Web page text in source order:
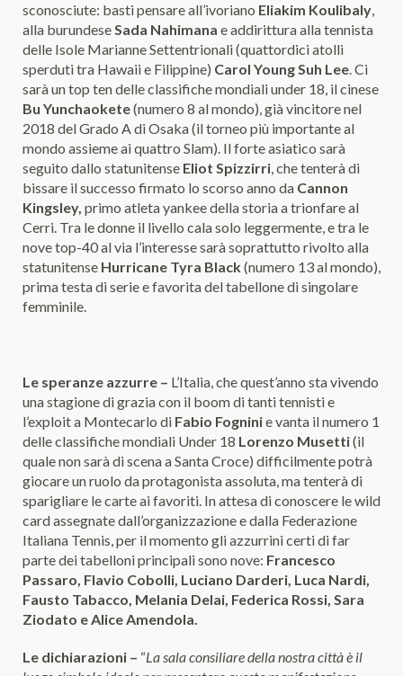
sconosciute: basti pensare all’ivoriano Eliakim Koulibaly,
alla burundeseSada Nahimana e addirittura alla tennista
delle Isole Marianne Settentrionali (quattordici atolli
sperduti tra Hawaii e Filippine) Carol Young Suh Lee. Ci
sarà un top ten delle classifiche mondiali under 18, il cinese
Bu Yunchaokete(numero 8 al mondo), già vincitore nel
2018 del Grado A di Osaka (il torneo più importante al
mondo assieme ai quattro Slam). Il forte asiatico sarà
seguito dallo statunitense Eliot Spizzirri, che tenterà di
bissare il successo firmato lo scorso anno da Cannon
Kingsley, primo atleta yankee della storia a trionfare al
Cerri. Tra le donne il livello cala solo leggermente, e tra le
nove top-40 al via l’interesse sarà soprattutto rivolto alla
statunitense Hurricane Tyra Black(numero 13 al mondo),
prima testa di serie e favorita del tabellone di singolare
femminile.
Le speranze azzurre – L’Italia, che quest’anno sta vivendo
una stagione di grazia con il boom di tanti tennisti e
l’exploit a Montecarlo di Fabio Fogninie vanta il numero 1
delle classifiche mondiali Under 18 Lorenzo Musetti(il
quale non sarà di scena a Santa Croce) difficilmente potrà
giocare un ruolo da protagonista assoluta, ma tenterà di
sparigliare le carte ai favoriti. In attesa di conoscere le wild
card assegnate dall’organizzazione e dalla Federazione
Italiana Tennis, per il momento gli azzurrini certi di far
parte dei tabelloni principali sono nove: Francesco
Passaro, Flavio Cobolli, Luciano Darderi, Luca Nardi,
Fausto Tabacco, Melania Delai, Federica Rossi, Sara
Ziodato e Alice Amendola.
Le dichiarazioni – “La sala consiliare della nostra città è il